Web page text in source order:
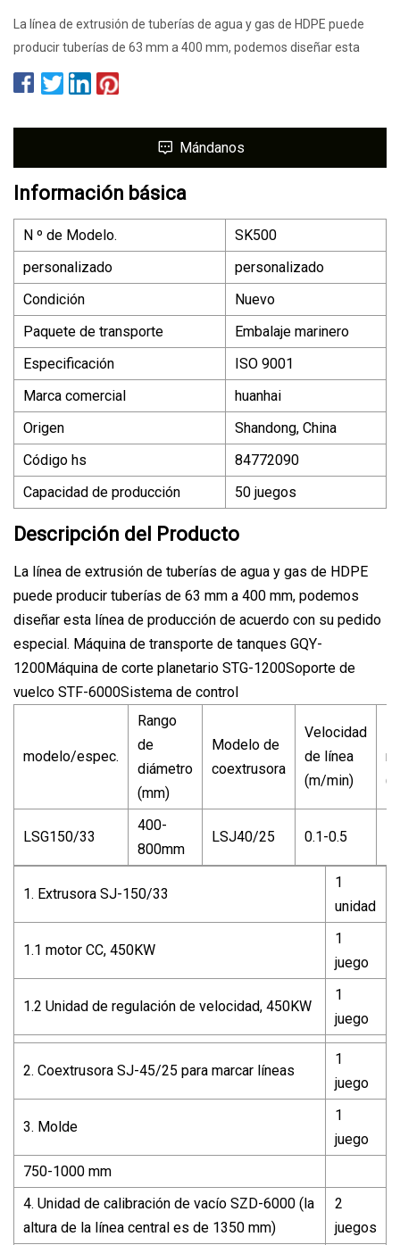
La línea de extrusión de tuberías de agua y gas de HDPE puede
producir tuberías de 63 mm a 400 mm, podemos diseñar esta
Mándanos
Información básica
N º de Modelo.
SK500
personalizado
personalizado
Condición
Nuevo
Paquete de transporte
Embalaje marinero
Especificación
ISO 9001
Marca comercial
huanhai
Origen
Shandong, China
Código hs
84772090
Capacidad de producción
50 juegos
Descripción del Producto
La línea de extrusión de tuberías de agua y gas de HDPE
puede producir tuberías de 63 mm a 400 mm, podemos
diseñar esta línea de producción de acuerdo con su pedido
especial. Máquina de transporte de tanques GQY-
1200Máquina de corte planetario STG-1200Soporte de
vuelco STF-6000Sistema de control
modelo/espec.
Rango
de
diámetro
(mm)
Modelo de
coextrusora
Velocidad
de línea
(m/min)
LSG150/33
400-
800mm
LSJ40/25 0.1-0.5
1. Extrusora SJ-150/33
1
unidad
1.1 motor CC, 450KW
1
juego
1.2 Unidad de regulación de velocidad, 450KW
1
juego
2. Coextrusora SJ-45/25 para marcar líneas
1
juego
3. Molde
1
juego
750-1000 mm
4. Unidad de calibración de vacío SZD-6000 (la
altura de la línea central es de 1350 mm)
2
juegos